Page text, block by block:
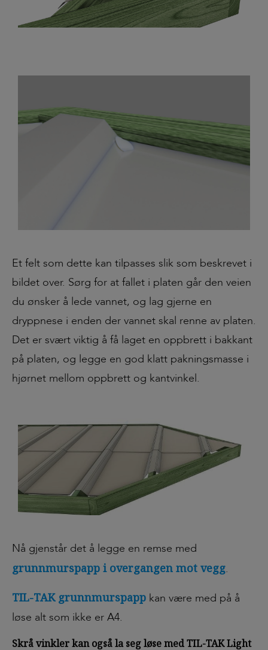
Et felt som dette kan tilpasses slik som beskrevet i
bildet over. Sørg for at fallet i platen går den veien
du ønsker å lede vannet, og lag gjerne en
dryppnese i enden der vannet skal renne av platen.
Det er svært viktig å få laget en oppbrett i bakkant
på platen, og legge en god klatt pakningsmasse i
hjørnet mellom oppbrett og kantvinkel.
Nå gjenstår det å legge en remse med
grunnmurspapp i overgangen mot vegg.
TIL-TAK grunnmurspapp kan være med på å
løse alt som ikke er A4.
Skrå vinkler kan også la seg løse med TIL-TAK Light